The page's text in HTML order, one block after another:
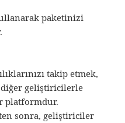
paketinizi
takip etmek,
geliştiricilerle
platformdur.
sonra, geliştiriciler